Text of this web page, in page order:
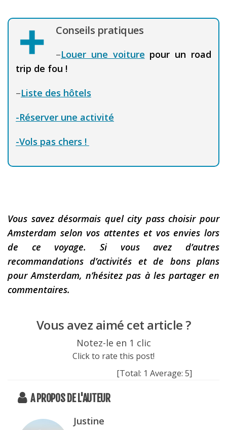
Conseils pratiques
–Louer une voiture pour un road
trip de fou !
–Liste des hôtels
-Réserver une activité
-Vols pas chers !
Vous savez désormais quel city pass choisir pour
Amsterdam selon vos attentes et vos envies lors
de ce voyage. Si vous avez d’autres
recommandations d’activités et de bons plans
pour Amsterdam, n’hésitez pas à les partager en
commentaires.
Vous avez aimé cet article ?
Notez-le en 1 clic
Click to rate this post!
[Total: 1 Average: 5]
A PROPOS DE L'AUTEUR
Justine